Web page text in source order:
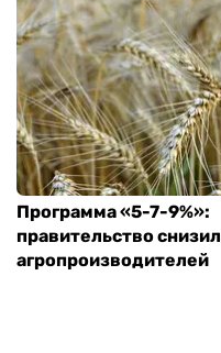
Программа «5-7-9%»:
правительство
агропроизводителей